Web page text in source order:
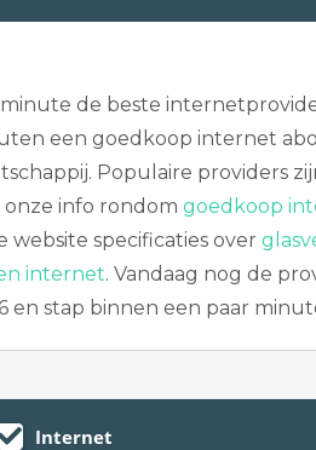
minute de beste
een goedkoop internet
Populaire providers
onze info rondom goedkoop
website specificaties over
internet. Vandaag nog de
en stap binnen een paar
Internet